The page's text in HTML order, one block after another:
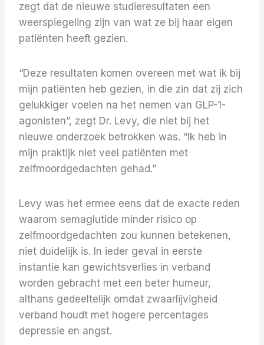
zegt dat de nieuwe studieresultaten een
weerspiegeling zijn van wat ze bij haar eigen
patiënten heeft gezien.
“Deze resultaten komen overeen met wat ik bij
mijn patiënten heb gezien, in die zin dat zij zich
gelukkiger voelen na het nemen van GLP-1-
agonisten”, zegt Dr. Levy, die niet bij het
nieuwe onderzoek betrokken was. “Ik heb in
mijn praktijk niet veel patiënten met
zelfmoordgedachten gehad.”
Levy was het ermee eens dat de exacte reden
waarom semaglutide minder risico op
zelfmoordgedachten zou kunnen betekenen,
niet duidelijk is. In ieder geval in eerste
instantie kan gewichtsverlies in verband
worden gebracht met een beter humeur,
althans gedeeltelijk omdat zwaarlijvigheid
verband houdt met hogere percentages
depressie en angst.